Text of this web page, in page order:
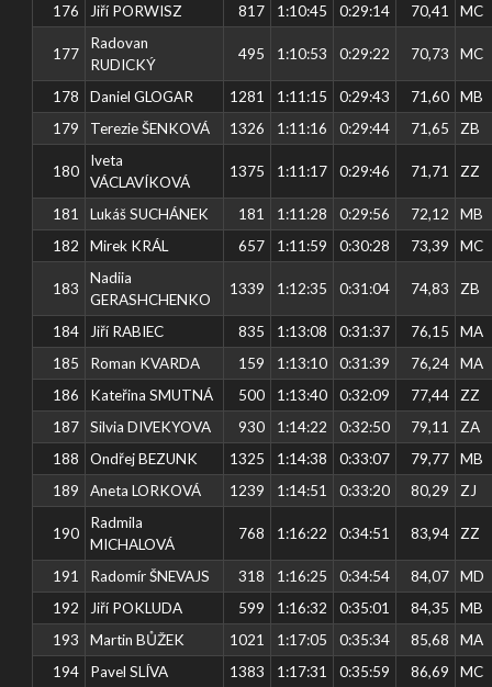
176 Jiří PORWISZ 817 1:10:45 0:29:14 70,41 MC
177
Radovan
RUDICKÝ
495 1:10:53 0:29:22 70,73 MC
178 Daniel GLOGAR 1281 1:11:15 0:29:43 71,60
MB
179
Terezie ŠENKOVÁ 1326 1:11:16 0:29:44 71,65 ZB
180
Iveta
VÁCLAVÍKOVÁ
1375 1:11:17 0:29:46 71,71 ZZ
181 Lukáš SUCHÁNEK 181 1:11:28 0:29:56 72,12
MB
182
Mirek KRÁL 657 1:11:59 0:30:28 73,39 MC
183
Nadiia
GERASHCHENKO
1339 1:12:35 0:31:04 74,83 ZB
184 Jiří RABIEC 835 1:13:08 0:31:37 76,15
MA
185
Roman KVARDA 159 1:13:10 0:31:39 76,24
MA
186
Kateřina SMUTNÁ 500 1:13:40 0:32:09 77,44
ZZ
187
Silvia DIVEKYOVA 930 1:14:22 0:32:50 79,11
ZA
188
Ondřej BEZUNK 1325 1:14:38 0:33:07 79,77
MB
189
Aneta LORKOVÁ 1239 1:14:51 0:33:20 80,29 ZJ
190
Radmila
MICHALOVÁ
768 1:16:22 0:34:51 83,94 ZZ
191 Radomír ŠNEVAJS 318 1:16:25 0:34:54 84,07
MD
192
Jiří POKLUDA 599 1:16:32 0:35:01 84,35
MB
193
Martin BŮŽEK 1021 1:17:05 0:35:34 85,68
MA
194
Pavel SLÍVA 1383 1:17:31 0:35:59 86,69 MC